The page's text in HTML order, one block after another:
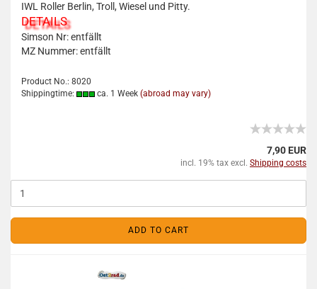
IWL Roller Berlin, Troll, Wiesel und Pitty.
DETAILS
Simson Nr: entfällt
MZ Nummer: entfällt
Product No.: 8020
Shippingtime:
ca. 1 Week (abroad may vary)
7,90 EUR
incl. 19% tax excl. Shipping costs
ADD TO CART